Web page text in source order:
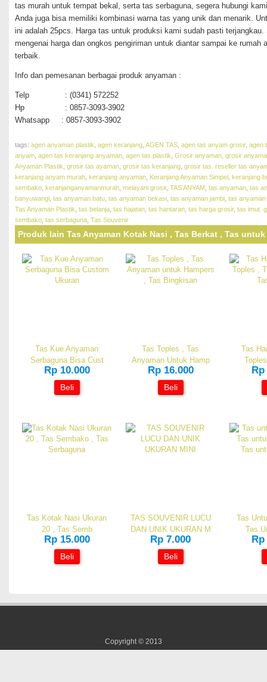
tas murah untuk tempat bekal, serta tas serbaguna, segera hubungi
Anda juga bisa memiliki kombinasi warna tas yang unik dan menarik.
ini adalah 25pcs. Harga tas untuk produksi kami sudah pasti
mengenai harga dan ongkos pengiriman untuk diantar sampai ke rumah
terbaik.
Info dan pemesanan berbagai produk anyaman :
Telp : (0341) 572252
Hp : 0857-3093-3902
Whatsapp : 0857-3093-3902
tags: agen anyaman plastik agen keranjang AGEN TAS agen tas anyam grosir, agen
anyam agen tas keranjang anyaman agen tas plastik Grosir anyaman grosir
Anyaman Plastik grosir tas ayaman grosir tas keranjang grosir tas. reseller tas
keranjang anyam murah keranjang anyaman Keranjang Anyaman Simpel keranjang
sembako keranjanganyamanmurah melayani grosir, TAS ANYAM tas anyaman tas
banyuwangi tas anyaman batu tas anyaman bekasi tas anyaman jambi tas anyaman
Tas Anyaman Plastik tas belanja tas hajatan tas hantaran tas harga grosir, tas imut.
sembako tas serbaguna Tas Souvenir
Produk lain Tas Anyaman Kotak Nasi , Tas Berkat , Tas
Tas Kue Anyaman
Serbaguna Bisa Cust
Rp 10.000
Beli
Tas Toples , Tas
Anyaman Untuk Hamp
Rp 16.000
Beli
Tas
Rp
Tas Kotak Nasi Ukuran
20 , Tas Semb
Rp 15.000
Beli
TAS SOUVENIR LUCU
DAN UNIK UKURAN M
Rp 7.000
Beli
Tas
Tas
Rp
Copyright © 2013